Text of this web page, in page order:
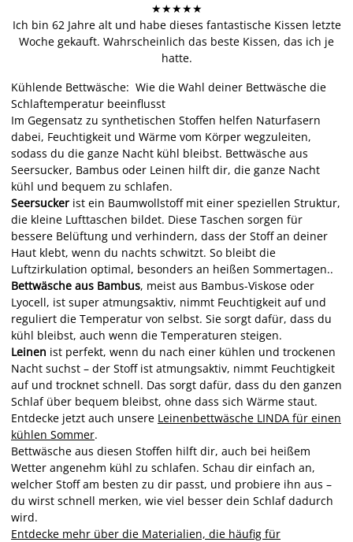
★★★★★
Ich bin 62 Jahre alt und habe dieses fantastische Kissen letzte
Woche gekauft. Wahrscheinlich das beste Kissen, das ich je
hatte.
Kühlende Bettwäsche: Wie die Wahl deiner Bettwäsche die
Schlaftemperatur beeinflusst
Im Gegensatz zu synthetischen Stoffen helfen Naturfasern
dabei, Feuchtigkeit und Wärme vom Körper wegzuleiten,
sodass du die ganze Nacht kühl bleibst. Bettwäsche aus
Seersucker, Bambus oder Leinen hilft dir, die ganze Nacht
kühl und bequem zu schlafen.
Seersucker ist ein Baumwollstoff mit einer speziellen Struktur,
die kleine Lufttaschen bildet. Diese Taschen sorgen für
bessere Belüftung und verhindern, dass der Stoff an deiner
Haut klebt, wenn du nachts schwitzt. So bleibt die
Luftzirkulation optimal, besonders an heißen Sommertagen..
Bettwäsche aus Bambus, meist aus Bambus-Viskose oder
Lyocell, ist super atmungsaktiv, nimmt Feuchtigkeit auf und
reguliert die Temperatur von selbst. Sie sorgt dafür, dass du
kühl bleibst, auch wenn die Temperaturen steigen.
Leinen ist perfekt, wenn du nach einer kühlen und trockenen
Nacht suchst – der Stoff ist atmungsaktiv, nimmt Feuchtigkeit
auf und trocknet schnell. Das sorgt dafür, dass du den ganzen
Schlaf über bequem bleibst, ohne dass sich Wärme staut.
Entdecke jetzt auch unsere Leinenbettwäsche LINDA für einen
kühlen Sommer.
Bettwäsche aus diesen Stoffen hilft dir, auch bei heißem
Wetter angenehm kühl zu schlafen. Schau dir einfach an,
welcher Stoff am besten zu dir passt, und probiere ihn aus –
du wirst schnell merken, wie viel besser dein Schlaf dadurch
wird.
Entdecke mehr über die Materialien, die häufig für